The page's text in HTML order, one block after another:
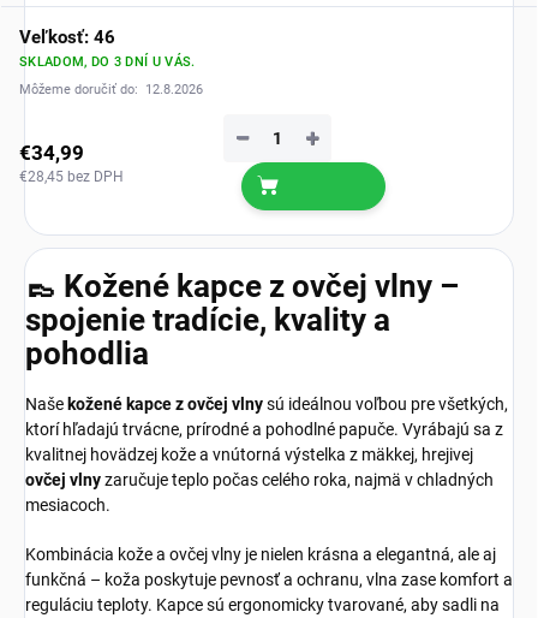
Veľkosť: 46
SKLADOM, DO 3 DNÍ U VÁS.
Môžeme doručiť do:
12.8.2026
€34,99
€28,45 bez DPH
+
−
👞 Kožené kapce z ovčej vlny –
spojenie tradície, kvality a
pohodlia
Naše kožené kapce z ovčej vlnysú ideálnou voľbou pre všetkých,
ktorí hľadajú trvácne, prírodné a pohodlné papuče. Vyrábajú sa z
kvalitnej hovädzej kože a vnútorná výstelka z mäkkej, hrejivej
ovčej vlnyzaručuje teplo počas celého roka, najmä v chladných
mesiacoch.
Kombinácia kože a ovčej vlny je nielen krásna a elegantná, ale aj
funkčná – koža poskytuje pevnosť a ochranu, vlna zase komfort a
reguláciu teploty. Kapce sú ergonomicky tvarované, aby sadli na